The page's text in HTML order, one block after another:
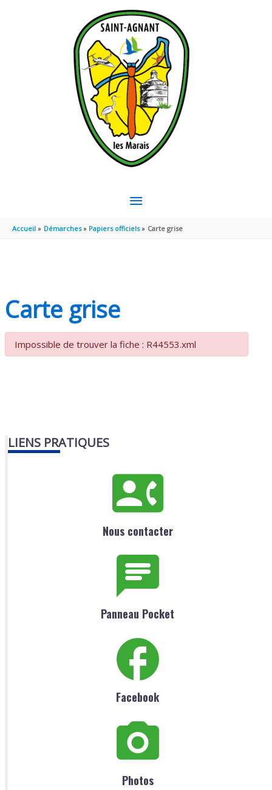
MENU
PRINCIPAL
Accueil Démarches Papiers officiels Carte grise
Carte grise
Impossible de trouver la fiche : R44553.xml
LIENS PRATIQUES
Nous contacter
Panneau Pocket
Facebook
Photos